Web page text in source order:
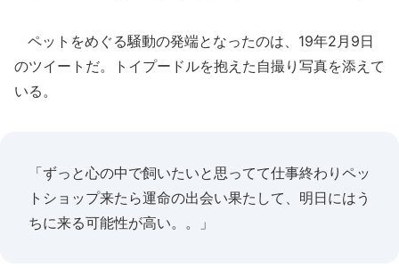
ペットをめぐる騒動の発端となったのは、19年2月9日
のツイートだ。トイプードルを抱えた自撮り写真を添えて
いる。
「ずっと心の中で飼いたいと思ってて仕事終わりペッ
トショップ来たら運命の出会い果たして、明日にはう
ちに来る可能性が高い。。」